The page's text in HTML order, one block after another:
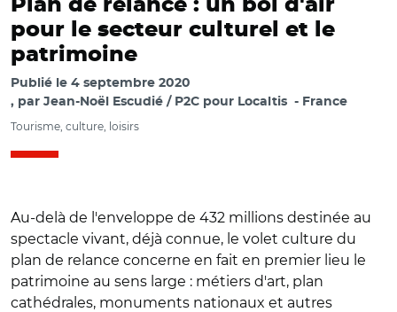
Plan de relance : un bol d'air
pour le secteur culturel et le
patrimoine
Publié le 4 septembre 2020
par Jean-Noël Escudié / P2C pour Localtis France
Tourisme, culture, loisirs
Au-delà de l'enveloppe de 432 millions destinée au
spectacle vivant, déjà connue, le volet culture du
plan de relance concerne en fait en premier lieu le
patrimoine au sens large : métiers d'art, plan
cathédrales, monuments nationaux et autres